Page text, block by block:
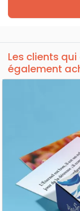
Les clients
également